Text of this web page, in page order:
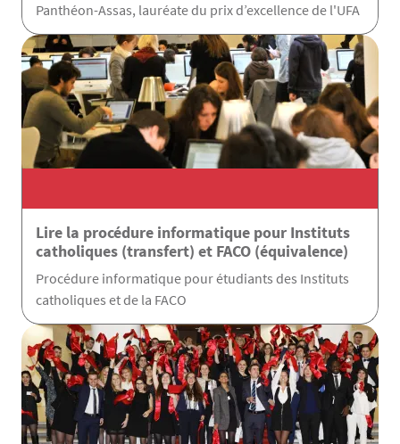
Panthéon-Assas, lauréate du prix d’excellence de l'UFA
Lire la procédure informatique pour Instituts
catholiques (transfert) et FACO (équivalence)
Procédure informatique pour étudiants des Instituts
catholiques et de la FACO